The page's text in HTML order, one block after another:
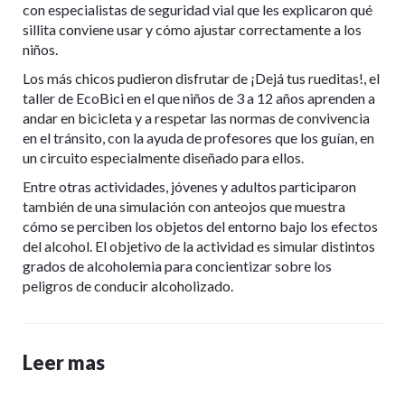
con especialistas de seguridad vial que les explicaron qué
sillita conviene usar y cómo ajustar correctamente a los
niños.
Los más chicos pudieron disfrutar de ¡Dejá tus rueditas!, el
taller de EcoBici en el que niños de 3 a 12 años aprenden a
andar en bicicleta y a respetar las normas de convivencia
en el tránsito, con la ayuda de profesores que los guían, en
un circuito especialmente diseñado para ellos.
Entre otras actividades, jóvenes y adultos participaron
también de una simulación con anteojos que muestra
cómo se perciben los objetos del entorno bajo los efectos
del alcohol. El objetivo de la actividad es simular distintos
grados de alcoholemia para concientizar sobre los
peligros de conducir alcoholizado.
Leer mas